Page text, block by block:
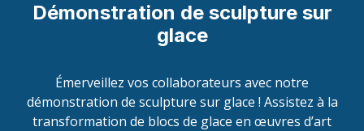
Démonstration de sculpture sur
glace
Émerveillez vos collaborateurs avec notre
démonstration de sculpture sur glace ! Assistez à la
transformation de blocs de glace en œuvres d’art